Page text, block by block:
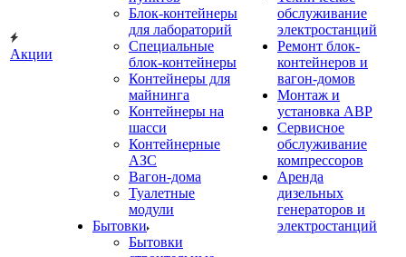
Акции
Блок-контейнеры
для лабораторий
Специальные
блок-контейнеры
Контейнеры для
майнинга
Контейнеры на
шасси
Контейнерные
АЗС
Вагон-дома
Туалетные
модули
Бытовки
Бытовки
обслуживание
электростанций
Ремонт блок-
контейнеров и
вагон-домов
Монтаж и
установка АВР
Сервисное
обслуживание
компрессоров
Аренда
дизельных
генераторов и
электростанций